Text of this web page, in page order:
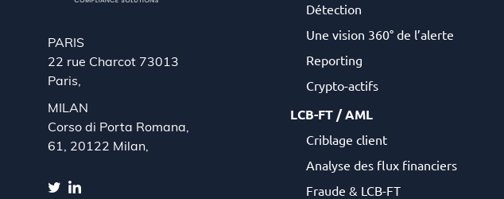
PARIS
22 rue Charcot 73013
Paris,
MILAN
Corso di Porta Romana,
61, 20122 Milan,
Détection
Une vision 360° de l’alerte
Reporting
Crypto-actifs
LCB-FT / AML
Criblage client
Analyse des flux financiers
Fraude & LCB-FT